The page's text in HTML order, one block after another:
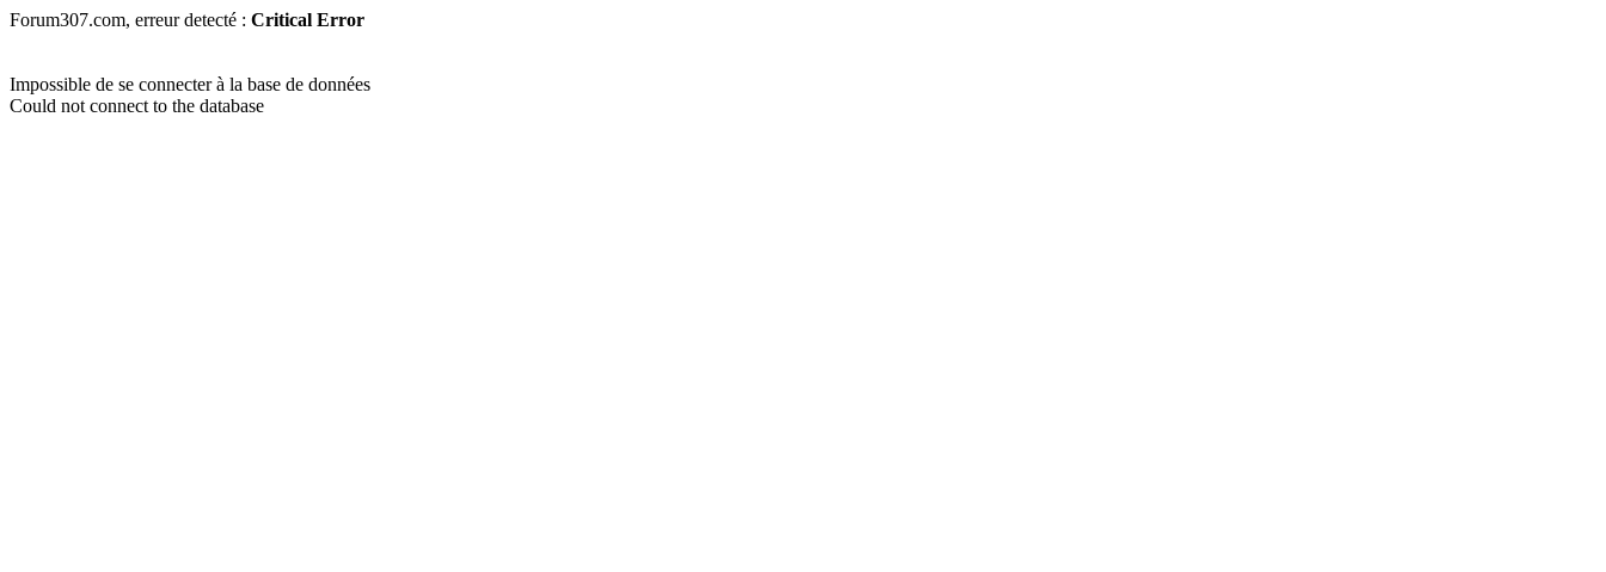
Forum307.com, erreur detecté : Critical Error
Impossible de se connecter à la base de données
Could not connect to the database